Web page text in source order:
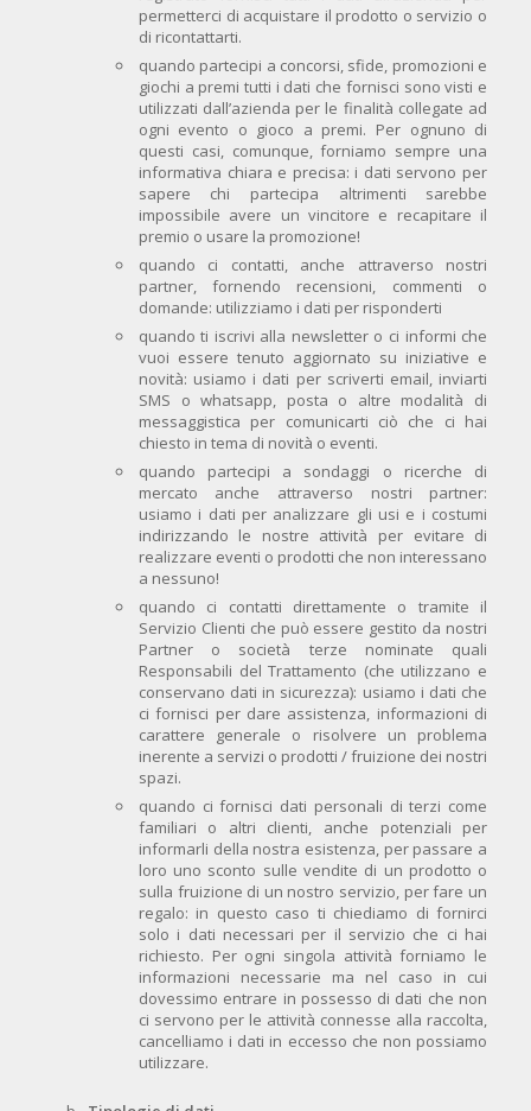
permetterci di acquistare il prodotto o servizio o
di ricontattarti.
quando partecipi a concorsi, sfide, promozioni e
giochi a premi tutti i dati che fornisci sono visti e
utilizzati dall’azienda per le finalità collegate ad
ogni evento o gioco a premi. Per ognuno di
questi casi, comunque, forniamo sempre una
informativa chiara e precisa: i dati servono per
sapere chi partecipa altrimenti sarebbe
impossibile avere un vincitore e recapitare il
premio o usare la promozione!
quando ci contatti, anche attraverso nostri
partner, fornendo recensioni, commenti o
domande: utilizziamo i dati per risponderti
quando ti iscrivi alla newsletter o ci informi che
vuoi essere tenuto aggiornato su iniziative e
novità: usiamo i dati per scriverti email, inviarti
SMS o whatsapp, posta o altre modalità di
messaggistica per comunicarti ciò che ci hai
chiesto in tema di novità o eventi.
quando partecipi a sondaggi o ricerche di
mercato anche attraverso nostri partner:
usiamo i dati per analizzare gli usi e i costumi
indirizzando le nostre attività per evitare di
realizzare eventi o prodotti che non interessano
a nessuno!
quando ci contatti direttamente o tramite il
Servizio Clienti che può essere gestito da nostri
Partner o società terze nominate quali
Responsabili del Trattamento (che utilizzano e
conservano dati in sicurezza): usiamo i dati che
ci fornisci per dare assistenza, informazioni di
carattere generale o risolvere un problema
inerente a servizi o prodotti / fruizione dei nostri
spazi.
quando ci fornisci dati personali di terzi come
familiari o altri clienti, anche potenziali per
informarli della nostra esistenza, per passare a
loro uno sconto sulle vendite di un prodotto o
sulla fruizione di un nostro servizio, per fare un
regalo: in questo caso ti chiediamo di fornirci
solo i dati necessari per il servizio che ci hai
richiesto. Per ogni singola attività forniamo le
informazioni necessarie ma nel caso in cui
dovessimo entrare in possesso di dati che non
ci servono per le attività connesse alla raccolta,
cancelliamo i dati in eccesso che non possiamo
utilizzare.